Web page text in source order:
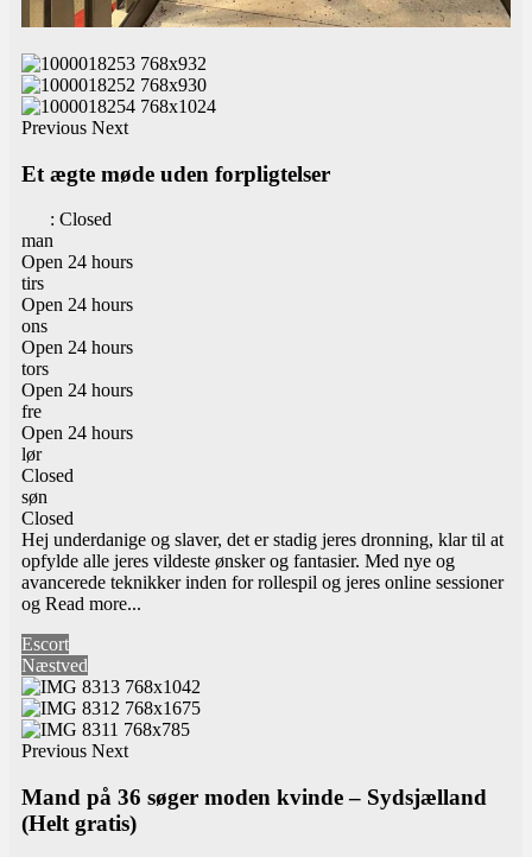
Previous Next
Et ægte møde uden forpligtelser
: Closed
man
Open 24 hours
tirs
Open 24 hours
ons
Open 24 hours
tors
Open 24 hours
fre
Open 24 hours
lør
Closed
søn
Closed
Hej underdanige og slaver, det er stadig jeres dronning, klar til at
opfylde alle jeres vildeste ønsker og fantasier. Med nye og
avancerede teknikker inden for rollespil og jeres online sessioner
og Read more...
Escort
Næstved
Previous Next
Mand på 36 søger moden kvinde – Sydsjælland
(Helt gratis)